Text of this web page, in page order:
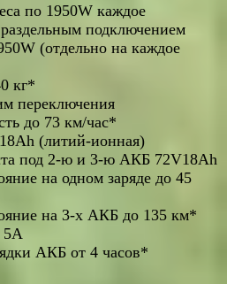
по 1950W каждое
подключением
(отдельно на каждое
кг*
переключения
до 73 км/час*
(литий-ионная)
под 2-ю и 3-ю АКБ 72V18Ah
на одном заряде до 45
на 3-х АКБ до 135 км*
5A
АКБ от 4 часов*